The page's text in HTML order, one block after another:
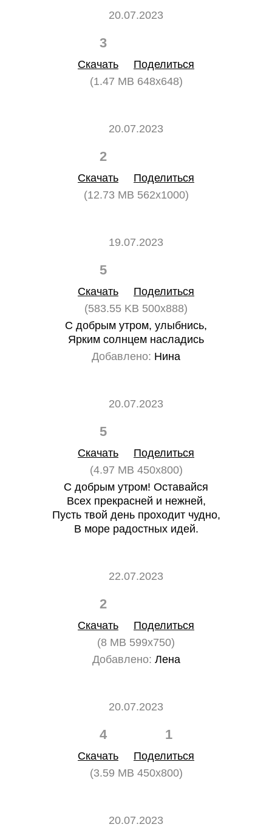
20.07.2023
3
Скачать
Поделиться
(1.47 MB 648x648)
20.07.2023
2
Скачать
Поделиться
(12.73 MB 562x1000)
19.07.2023
5
Скачать
Поделиться
(583.55 KB 500x888)
С добрым утром, улыбнись,
Ярким солнцем насладись
Добавлено: Нина
20.07.2023
5
Скачать
Поделиться
(4.97 MB 450x800)
С добрым утром! Оставайся
Всех прекрасней и нежней,
Пусть твой день проходит чудно,
В море радостных идей.
22.07.2023
2
Скачать
Поделиться
(8 MB 599x750)
Добавлено: Лена
20.07.2023
4 1
Скачать
Поделиться
(3.59 MB 450x800)
20.07.2023